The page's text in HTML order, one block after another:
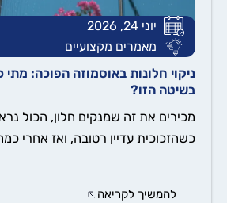
יוני 24, 2026
מאמרים מקצועיים
ניקוי חלונות באוסמוזה הפוכה: מתי
בשיטה הזו?
מכירים את זה שמנקים חלון, הכול נראה
כשהזכוכית עדיין רטובה, ואז אחרי
להמשיך לקריאה